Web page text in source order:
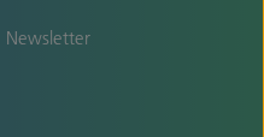
Newsletter